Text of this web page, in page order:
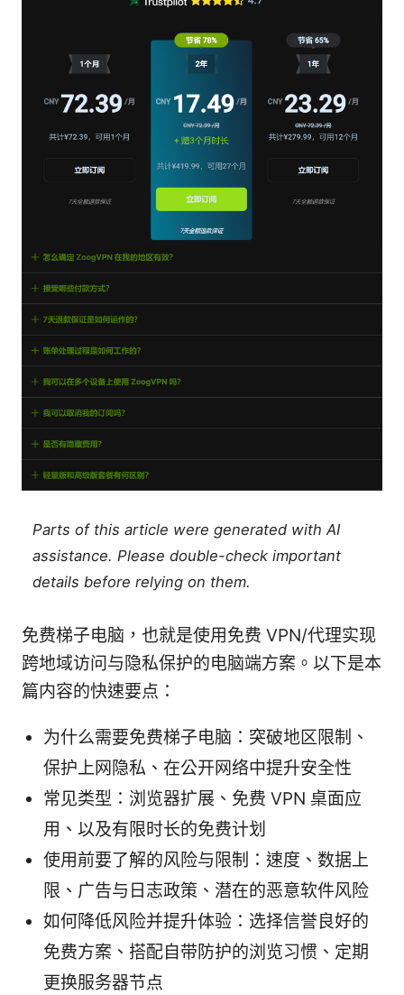
Parts of this article were generated with AI
assistance. Please double-check important
details before relying on them.
免费梯子电脑，也就是使用免费 VPN/代理实现
跨地域访问与隐私保护的电脑端方案。以下是本
篇内容的快速要点：
为什么需要免费梯子电脑：突破地区限制、
保护上网隐私、在公开网络中提升安全性
常见类型：浏览器扩展、免费 VPN 桌面应
用、以及有限时长的免费计划
使用前要了解的风险与限制：速度、数据上
限、广告与日志政策、潜在的恶意软件风险
如何降低风险并提升体验：选择信誉良好的
免费方案、搭配自带防护的浏览习惯、定期
更换服务器节点